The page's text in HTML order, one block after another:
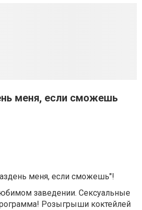
меня, если сможешь
меня, если сможешь"!
заведении. Сексуальные
Розыгрыши коктейлей